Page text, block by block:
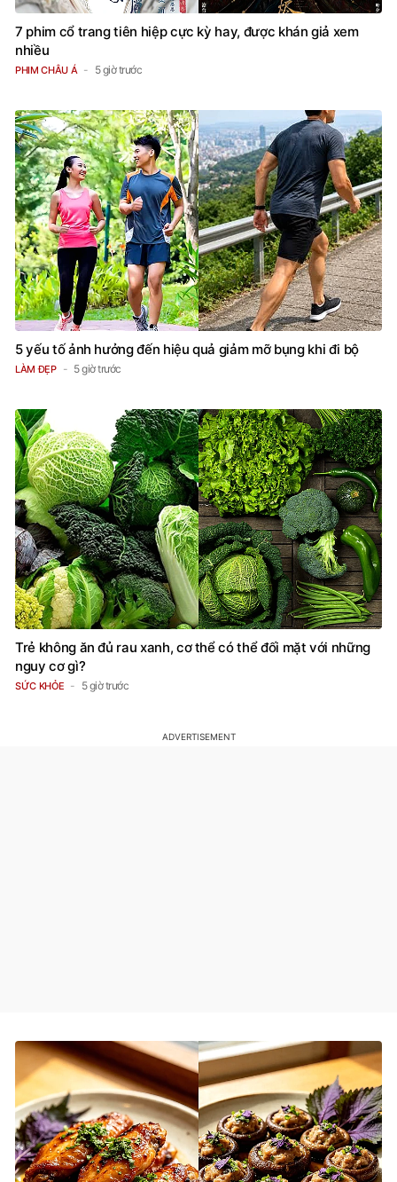
7 phim cổ trang tiên hiệp cực kỳ hay, được khán giả xem
nhiều
PHIM CHÂU Á 5 giờ trước
5 yếu tố ảnh hưởng đến hiệu quả giảm mỡ bụng khi đi bộ
LÀM ĐẸP 5 giờ trước
Trẻ không ăn đủ rau xanh, cơ thể có thể đối mặt với những
nguy cơ gì?
SỨC KHỎE 5 giờ trước